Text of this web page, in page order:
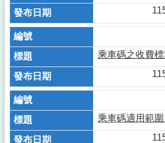
乘車碼之收費標
乘車碼適用範圍